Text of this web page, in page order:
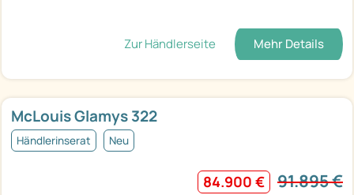
Zur Händlerseite Mehr Details
McLouis Glamys 322
Händlerinserat Neu
84.900 € 91.895 €